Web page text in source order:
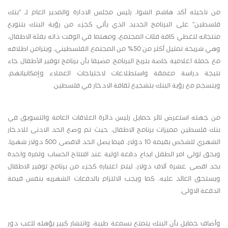
من ناحيته أكد هاشم الشوا، رئيس مجلس الادارة والمدير العام لـ "بنك
فلسطين" على البرنامج الجديد الذي يأتي كجزء من رؤية البنك بتنويع
منتجاته لتغطي كافة فئات المجتمع، ومهتما في الوقت ذاته بفئة الاطفال،
وهي شريحة تمثيل أكثر من 50% من المجتمع الفلسطيني، ويتزامن اطلاقه
مع حملة اعلامية خاصة بتريج البرنامج. مضيفا بأن برنامج توفير الأطفال جاء
نتيجة دراسة معمقة واستطلاعات لاحتياجات العملاء وإمكانياتهم،
وينسجم مع رؤية البنك بتشجيع ثقافة الادخار في فلسطين.
من جهته استعرض ثائر حمايل رئيس دائرة العلاقات العامة والتسويق في
بنك فلسطين مميزات برنامج الاطفال. حيث تم وضع الحد الادنى للادخار
الشهري للشخص بقيمة 10 دولار، فيما يصل الحد الاقصى 500 دولار شهريا،
ويحق لولي امر الطفل ايداع دفعة اولية عند افتتاح الحساب ولمرة واحدة
بحد اقصى عشرة آلاف دولار، ليتم اعتباره كجزء من برنامج توفير الاطفال
ويستحق العائد عليه، كما ويجب الالتزام بالدفعات الشهريه بنفس قيمة
الدفعة الاولى.
وأضاف حمايل بأن البنك يتمتع بسمعة طيبة، وانتشار كبير يؤهله للعب دور